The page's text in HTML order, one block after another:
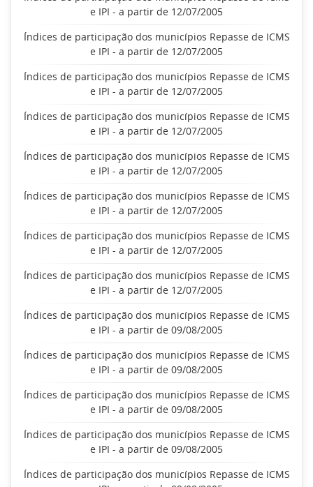
e IPI - a partir de 12/07/2005
Índices de participação dos municípios Repasse de ICMS
e IPI - a partir de 12/07/2005
Índices de participação dos municípios Repasse de ICMS
e IPI - a partir de 12/07/2005
Índices de participação dos municípios Repasse de ICMS
e IPI - a partir de 12/07/2005
Índices de participação dos municípios Repasse de ICMS
e IPI - a partir de 12/07/2005
Índices de participação dos municípios Repasse de ICMS
e IPI - a partir de 12/07/2005
Índices de participação dos municípios Repasse de ICMS
e IPI - a partir de 12/07/2005
Índices de participação dos municípios Repasse de ICMS
e IPI - a partir de 12/07/2005
Índices de participação dos municípios Repasse de ICMS
e IPI - a partir de 09/08/2005
Índices de participação dos municípios Repasse de ICMS
e IPI - a partir de 09/08/2005
Índices de participação dos municípios Repasse de ICMS
e IPI - a partir de 09/08/2005
Índices de participação dos municípios Repasse de ICMS
e IPI - a partir de 09/08/2005
Índices de participação dos municípios Repasse de ICMS